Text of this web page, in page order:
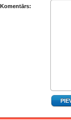
Komentārs: